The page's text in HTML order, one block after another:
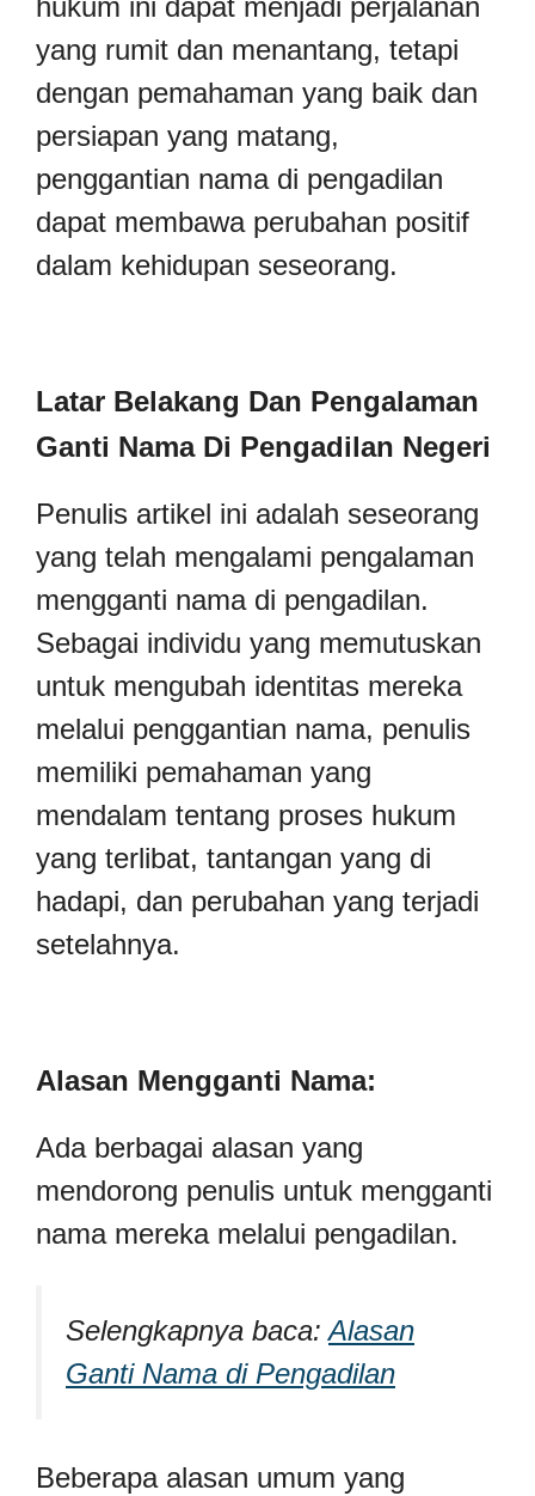
hukum ini dapat menjadi perjalanan
yang rumit dan menantang, tetapi
dengan pemahaman yang baik dan
persiapan yang matang,
penggantian nama di pengadilan
dapat membawa perubahan positif
dalam kehidupan seseorang.
Latar Belakang Dan Pengalaman
Ganti Nama Di Pengadilan Negeri
Penulis artikel ini adalah seseorang
yang telah mengalami pengalaman
mengganti nama di pengadilan.
Sebagai individu yang memutuskan
untuk mengubah identitas mereka
melalui penggantian nama, penulis
memiliki pemahaman yang
mendalam tentang proses hukum
yang terlibat, tantangan yang di
hadapi, dan perubahan yang terjadi
setelahnya.
Alasan Mengganti Nama:
Ada berbagai alasan yang
mendorong penulis untuk mengganti
nama mereka melalui pengadilan.
Selengkapnya baca:Alasan
Ganti Nama di Pengadilan
Beberapa alasan umum yang